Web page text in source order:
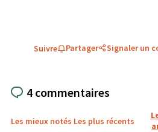
Suivre Partager Signaler un
4 commentaires
Les mieux notés Les plus récents